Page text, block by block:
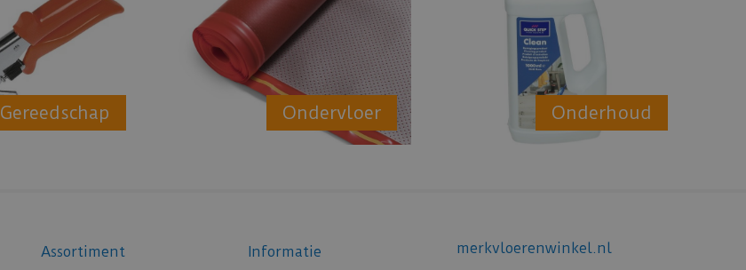
Gereedschap Ondervloer Onderhoud
Assortiment Informatie merkvloerenwinkel.nl